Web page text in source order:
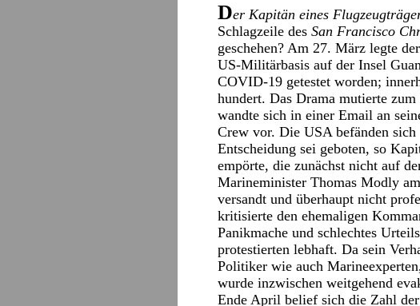
Der Kapitän eines
Schlagzeile des San Francisco
geschehen? Am 27. März legte
US-Militärbasis auf der Insel
COVID-19 getestet worden;
hundert. Das Drama mutierte
wandte sich in einer Email an
Crew vor. Die USA befänden
Entscheidung sei geboten, so
empörte, die zunächst nicht auf
Marineminister Thomas Modly
versandt und überhaupt nicht
kritisierte den ehemaligen
Panikmache und schlechtes
protestierten lebhaft. Da sein
Politiker wie auch
wurde inzwischen weitgehend
Ende April belief sich die Zahl